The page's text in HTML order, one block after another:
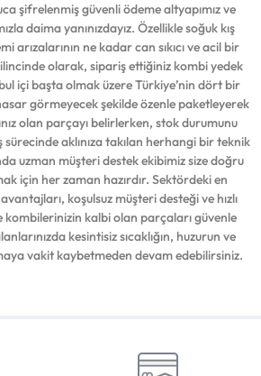
şifrelenmiş güvenli ödeme altyapımız ve
daima yanınızdayız. Özellikle soğuk kış
arızalarının ne kadar can sıkıcı ve acil bir
olarak, sipariş ettiğiniz kombi yedek
içi başta olmak üzere Türkiye’nin dört bir
görmeyecek şekilde özenle paketleyerek
olan parçayı belirlerken, stok durumunu
aklınıza takılan herhangi bir teknik
uzman müşteri destek ekibimiz size doğru
için her zaman hazırdır. Sektördeki en
koşulsuz müşteri desteği ve hızlı
kalbi olan parçaları güvenle
kesintisiz sıcaklığın, huzurun ve
vakit kaybetmeden devam edebilirsiniz.